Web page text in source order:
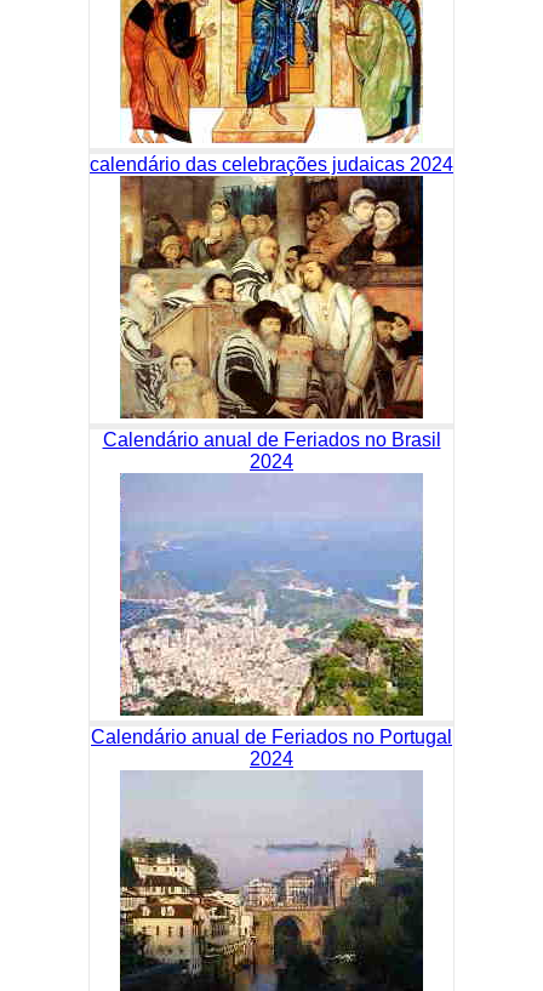
calendário das celebrações judaicas 2024
Calendário anual de Feriados no Brasil
2024
Calendário anual de Feriados no Portugal
2024